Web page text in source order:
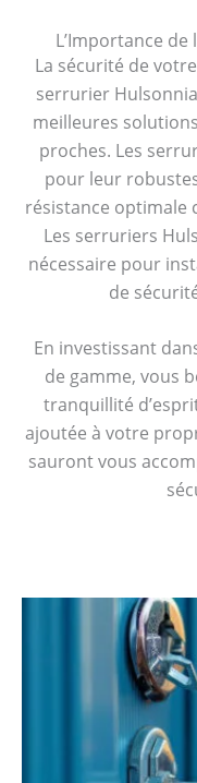
L’Importance de
La sécurité de
serrurier
meilleures
proches. Les
pour leur
résistance optimale
Les serruriers
nécessaire pour
de
En investissant
de gamme, vous
tranquillité
ajoutée à votre
sauront vous